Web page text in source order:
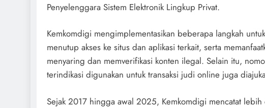
Penyelenggara Sistem Elektronik Lingkup Privat.
Kemkomdigi mengimplementasikan beberapa langkah
menutup akses ke situs dan aplikasi terkait, serta
menyaring dan memverifikasi konten ilegal. Selain itu,
terindikasi digunakan untuk transaksi judi online juga
Sejak 2017 hingga awal 2025, Kemkomdigi mencatat